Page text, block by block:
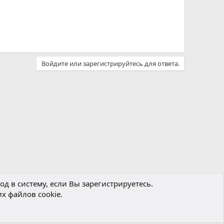
Войдите или зарегистрируйтесь для ответа.
конфиденциальности
в систему, если Вы зарегистрируетесь.
файлов cookie.